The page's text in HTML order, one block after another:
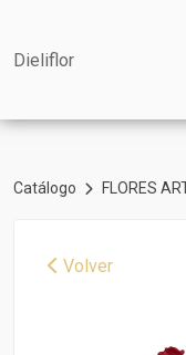
Dieliflor
Catálogo FLORES
Volver